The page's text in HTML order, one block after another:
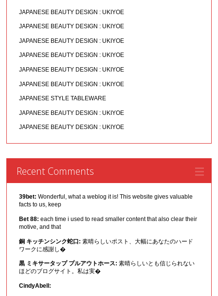
JAPANESE BEAUTY DESIGN : UKIYOE
JAPANESE BEAUTY DESIGN : UKIYOE
JAPANESE BEAUTY DESIGN : UKIYOE
JAPANESE BEAUTY DESIGN : UKIYOE
JAPANESE BEAUTY DESIGN : UKIYOE
JAPANESE BEAUTY DESIGN : UKIYOE
JAPANESE STYLE TABLEWARE
JAPANESE BEAUTY DESIGN : UKIYOE
JAPANESE BEAUTY DESIGN : UKIYOE
Recent Comments
39bet: Wonderful, what a weblog it is! This website gives valuable
facts to us, keep
Bet 88: each time i used to read smaller content that also clear their
motive, and that
銅 キッチンシンク蛇口: 素晴らしいポスト、大幅にあなたのハード
ワークに感謝し�
黒 ミキサータップ プルアウトホース: 素晴らしいとも信じられない
ほどのブログサイト。私は実�
CindyAbell: